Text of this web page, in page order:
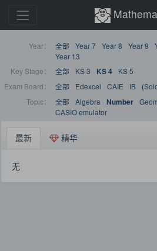
Year： 全部 Year 7 Year 8 Year 9
Year 13
Key Stage：
全部 KS 3 KS 4
KS 5
Exam Board：
全部 Edexcel CAIE IB
Topic：
全部 Algebra Number
CASIO emulator
最新 精华
无